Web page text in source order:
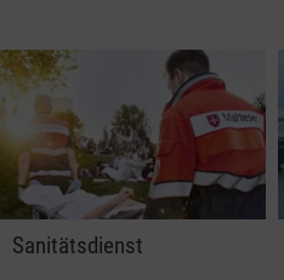
Sanitätsdienst